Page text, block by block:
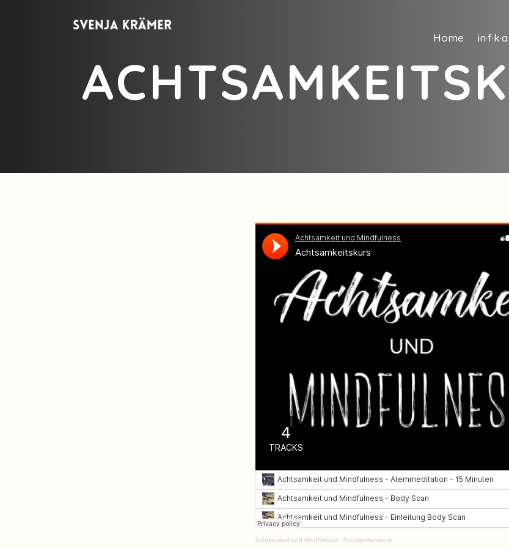
Home in·f·k·a
Achtsamkeit und Mindfulness· Achtsamkeitskurs